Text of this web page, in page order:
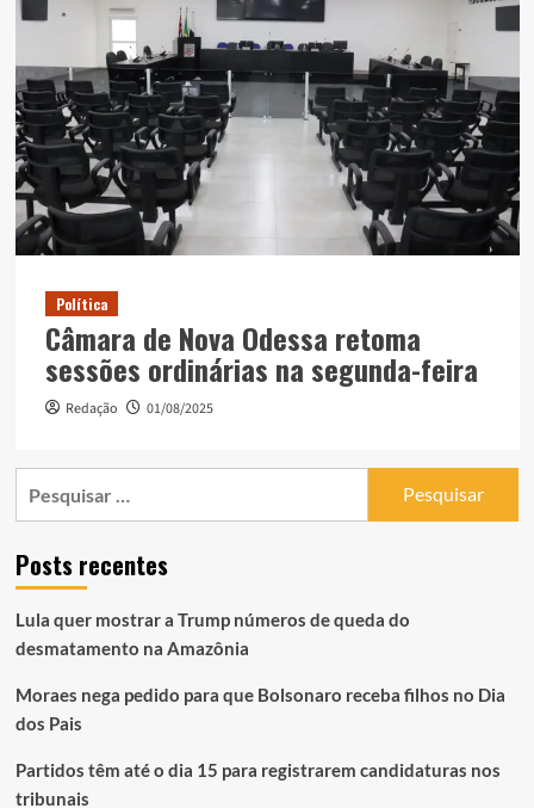
Política
Câmara de Nova Odessa retoma
sessões ordinárias na segunda-feira
Redação 01/08/2025
Posts recentes
Lula quer mostrar a Trump números de queda do
desmatamento na Amazônia
Moraes nega pedido para que Bolsonaro receba filhos no Dia
dos Pais
Partidos têm até o dia 15 para registrarem candidaturas nos
tribunais